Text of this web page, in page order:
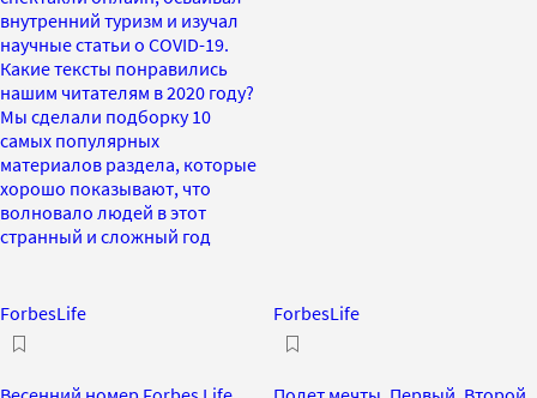
внутренний туризм и изучал
научные статьи о COVID-19.
Какие тексты понравились
нашим читателям в 2020 году?
Мы сделали подборку 10
самых популярных
материалов раздела, которые
хорошо показывают, что
волновало людей в этот
странный и сложный год
ForbesLife ForbesLife